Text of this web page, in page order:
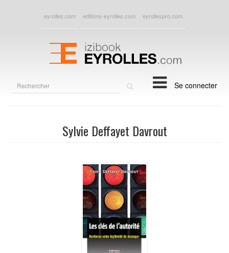
eyrolles.com editions-eyrolles.com eyrollespro.com
Se connecter
Sylvie Deffayet Davrout